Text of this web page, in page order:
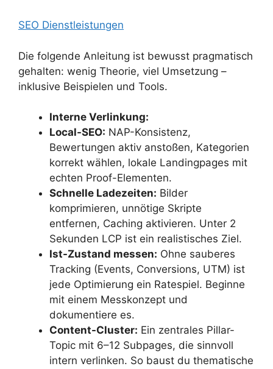
SEO Dienstleistungen
Die folgende Anleitung ist bewusst pragmatisch
gehalten: wenig Theorie, viel Umsetzung –
inklusive Beispielen und Tools.
Interne Verlinkung:
Local-SEO: NAP-Konsistenz,
Bewertungen aktiv anstoßen, Kategorien
korrekt wählen, lokale Landingpages mit
echten Proof-Elementen.
Schnelle Ladezeiten: Bilder
komprimieren, unnötige Skripte
entfernen, Caching aktivieren. Unter 2
Sekunden LCP ist ein realistisches Ziel.
Ist-Zustand messen: Ohne sauberes
Tracking (Events, Conversions, UTM) ist
jede Optimierung ein Ratespiel. Beginne
mit einem Messkonzept und
dokumentiere es.
Content-Cluster: Ein zentrales Pillar-
Topic mit 6–12 Subpages, die sinnvoll
intern verlinken. So baust du thematische